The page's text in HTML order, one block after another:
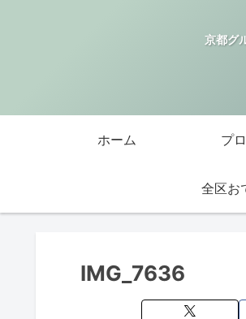
京都グ
ホーム プ
全区お
IMG_7636